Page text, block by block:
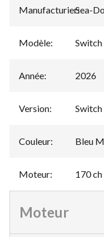
Manufacturier:
Sea-
Modèle: Switch
Année: 2026
Version: Switch
Couleur: Bleu
Moteur: 170 ch
Moteur